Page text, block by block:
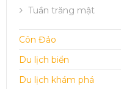
Tuần trăng mật
Côn Đảo
Du lịch biển
Du lịch khám phá